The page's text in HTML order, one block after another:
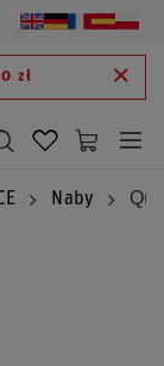
zł
Naby